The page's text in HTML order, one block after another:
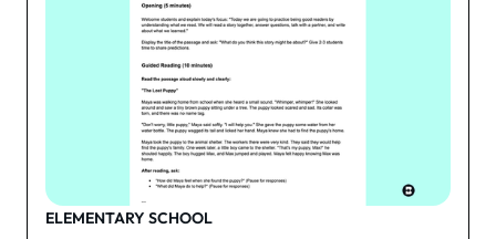
ELEMENTARY SCHOOL